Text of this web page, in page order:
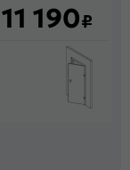
11 190₽